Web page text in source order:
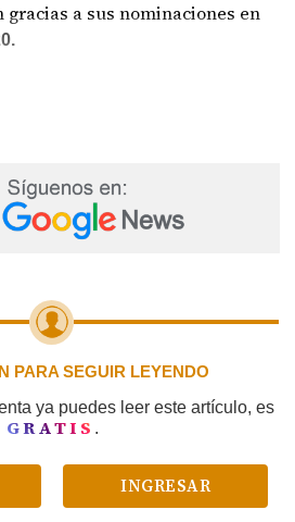
a sus nominaciones en
PARA SEGUIR LEYENDO
ya puedes leer este artículo, es
GRATIS .
INGRESAR